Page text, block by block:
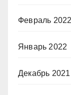
Февраль 2022
Январь 2022
Декабрь 2021